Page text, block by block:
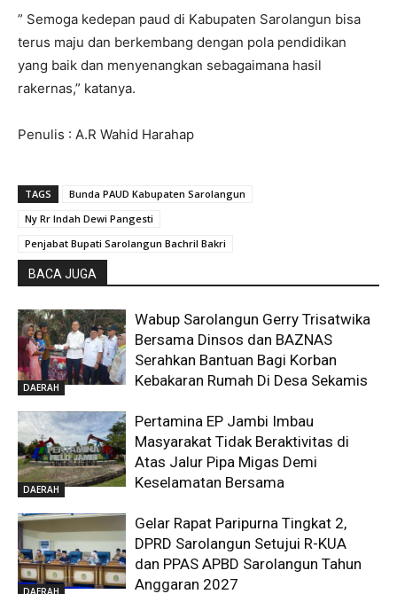
” Semoga kedepan paud di Kabupaten Sarolangun bisa
terus maju dan berkembang dengan pola pendidikan
yang baik dan menyenangkan sebagaimana hasil
rakernas,” katanya.
Penulis : A.R Wahid Harahap
TAGS
Bunda PAUD Kabupaten Sarolangun
Ny Rr Indah Dewi Pangesti
Penjabat Bupati Sarolangun Bachril Bakri
BACA JUGA
DAERAH
Wabup Sarolangun Gerry Trisatwika
Bersama Dinsos dan BAZNAS
Serahkan Bantuan Bagi Korban
Kebakaran Rumah Di Desa Sekamis
DAERAH
Pertamina EP Jambi Imbau
Masyarakat Tidak Beraktivitas di
Atas Jalur Pipa Migas Demi
Keselamatan Bersama
DAERAH
Gelar Rapat Paripurna Tingkat 2,
DPRD Sarolangun Setujui R-KUA
dan PPAS APBD Sarolangun Tahun
Anggaran 2027